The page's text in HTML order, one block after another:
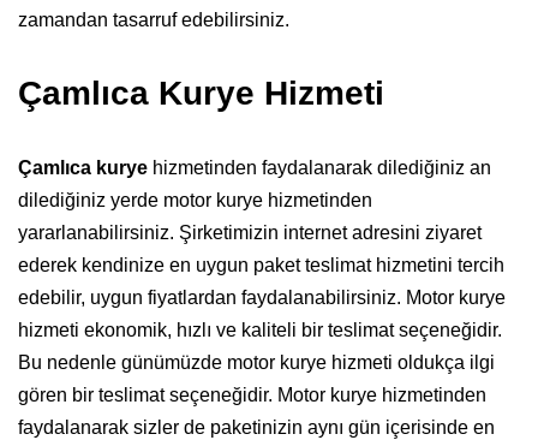
zamandan tasarruf edebilirsiniz.
Çamlıca Kurye Hizmeti
Çamlıca kurye hizmetinden faydalanarak dilediğiniz an
dilediğiniz yerde motor kurye hizmetinden
yararlanabilirsiniz. Şirketimizin internet adresini ziyaret
ederek kendinize en uygun paket teslimat hizmetini tercih
edebilir, uygun fiyatlardan faydalanabilirsiniz. Motor kurye
hizmeti ekonomik, hızlı ve kaliteli bir teslimat seçeneğidir.
Bu nedenle günümüzde motor kurye hizmeti oldukça ilgi
gören bir teslimat seçeneğidir. Motor kurye hizmetinden
faydalanarak sizler de paketinizin aynı gün içerisinde en